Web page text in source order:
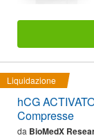
Liquidazione
hCG
Compresse
da BioMedX